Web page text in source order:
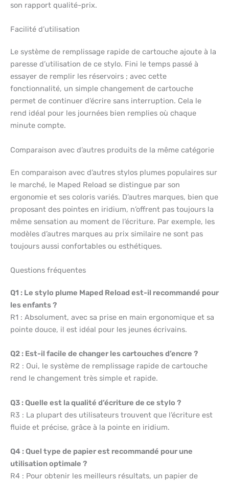
son rapport qualité-prix.
Facilité d’utilisation
Le système de remplissage rapide de cartouche ajoute à la
paresse d’utilisation de ce stylo. Fini le temps passé à
essayer de remplir les réservoirs ; avec cette
fonctionnalité, un simple changement de cartouche
permet de continuer d’écrire sans interruption. Cela le
rend idéal pour les journées bien remplies où chaque
minute compte.
Comparaison avec d’autres produits de la même catégorie
En comparaison avec d’autres stylos plumes populaires sur
le marché, le Maped Reload se distingue par son
ergonomie et ses coloris variés. D’autres marques, bien que
proposant des pointes en iridium, n’offrent pas toujours la
même sensation au moment de l’écriture. Par exemple, les
modèles d’autres marques au prix similaire ne sont pas
toujours aussi confortables ou esthétiques.
Questions fréquentes
Q1 : Le stylo plume Maped Reload est-il recommandé pour
les enfants ?
R1 : Absolument, avec sa prise en main ergonomique et sa
pointe douce, il est idéal pour les jeunes écrivains.
Q2 : Est-il facile de changer les cartouches d’encre ?
R2 : Oui, le système de remplissage rapide de cartouche
rend le changement très simple et rapide.
Q3 : Quelle est la qualité d’écriture de ce stylo ?
R3 : La plupart des utilisateurs trouvent que l’écriture est
fluide et précise, grâce à la pointe en iridium.
Q4 : Quel type de papier est recommandé pour une
utilisation optimale ?
R4 : Pour obtenir les meilleurs résultats, un papier de